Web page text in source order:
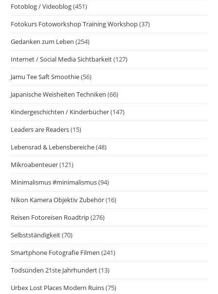
Fotoblog / Videoblog(451)
Fotokurs Fotoworkshop Training Workshop(37)
Gedanken zum Leben (254)
Internet / Social Media Sichtbarkeit(127)
Jamu Tee Saft Smoothie(56)
Japanische Weisheiten Techniken (66)
Kindergeschichten / Kinderbücher(147)
Leaders are Readers(15)
Lebensrad & Lebensbereiche(48)
Mikroabenteuer(121)
Minimalismus #minimalismus(94)
Nikon Kamera Objektiv Zubehör(16)
Reisen Fotoreisen Roadtrip(276)
Selbstständigkeit(70)
Smartphone Fotografie Filmen (241)
Todsünden 21ste Jahrhundert(13)
Urbex Lost Places Modern Ruins(75)